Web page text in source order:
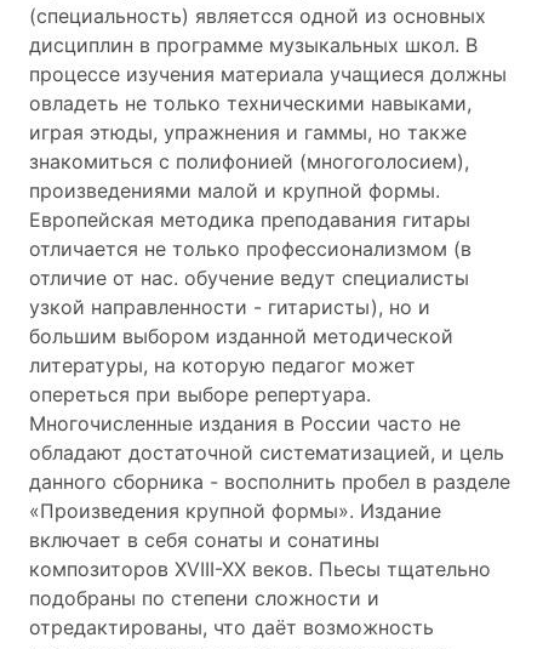
(специальность) являетсся одной из основных
дисциплин в программе музыкальных школ. В
процессе изучения материала учащиеся должны
овладеть не только техническими навыками,
играя этюды, упражнения и гаммы, но также
знакомиться с полифонией (многоголосием),
произведениями малой и крупной формы.
Европейская методика преподавания гитары
отличается не только профессионализмом (в
отличие от нас. обучение ведут специалисты
узкой направленности - гитаристы), но и
большим выбором изданной методической
литературы, на которую педагог может
опереться при выборе репертуара.
Многочисленные издания в России часто не
обладают достаточной систематизацией, и цель
данного сборника - восполнить пробел в разделе
«Произведения крупной формы». Издание
включает в себя сонаты и сонатины
композиторов XVIII-XX веков. Пьесы тщательно
подобраны по степени сложности и
отредактированы, что даёт возможность